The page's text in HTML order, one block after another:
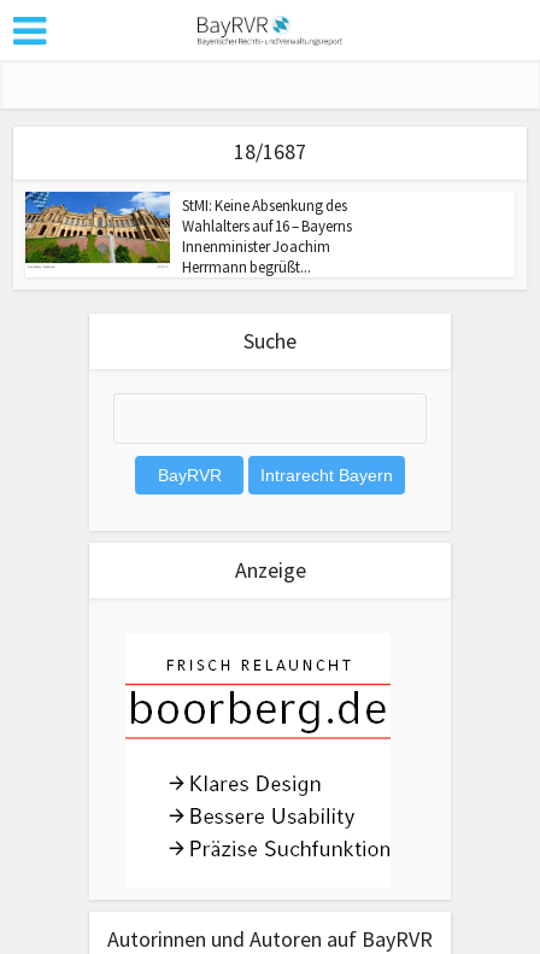
18/1687
StMI: Keine Absenkung des
Wahlalters auf 16 – Bayerns
Innenminister Joachim
Herrmann begrüßt...
Suche
Anzeige
Autorinnen und Autoren auf BayRVR